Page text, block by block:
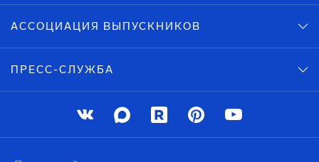
АССОЦИАЦИЯ ВЫПУСКНИКОВ
ПРЕСС-СЛУЖБА